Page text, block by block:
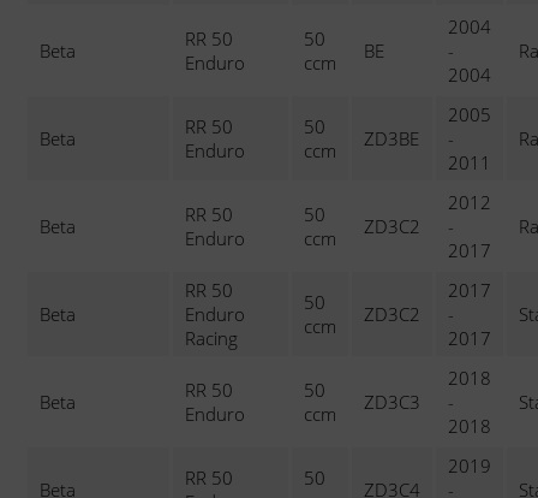
Beta
RR 50
Enduro
50
ccm
BE
2004
-
2004
Beta
RR 50
Enduro
50
ccm
ZD3BE
2005
-
2011
Beta
RR 50
Enduro
50
ccm
ZD3C2
2012
-
2017
Beta
RR 50
Enduro
Racing
50
ccm
ZD3C2
2017
-
2017
Beta
RR 50
Enduro
50
ccm
ZD3C3
2018
-
2018
Beta
RR 50
50
ZD3C4
2019
-